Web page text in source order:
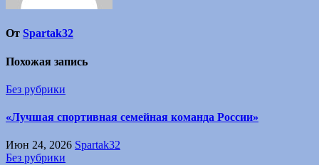
От Spartak32
Похожая запись
Без рубрики
«Лучшая спортивная семейная команда России»
Июн 24, 2026 Spartak32
Без рубрики